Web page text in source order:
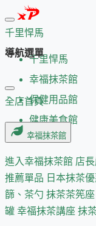
千里悍馬
千里悍馬
幸福抹茶館
保健用品館
健康美食館
導航選單
全店首頁
幸福抹茶館
進入幸福抹茶館 店
推薦單品 日本抹茶
篩、茶勺 抹茶茶筅座
罐 幸福抹茶講座 抹